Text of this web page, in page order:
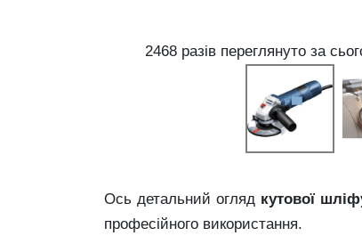
2468 разів переглянуто за
Ось детальний огляд кутової
професійного використання.